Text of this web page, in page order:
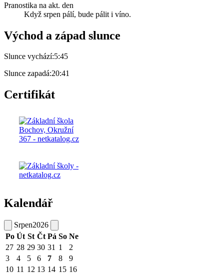
Pranostika na akt. den
Když srpen pálí, bude pálit i víno.
Východ a západ slunce
Slunce vychází:5:45
Slunce zapadá:20:41
Certifikát
Kalendář
Srpen2026
Po Út St Čt Pá So Ne
27 28 29 30 31 1
2
3
4 5 6 7 8
9
10 11 12 13 14 15 16